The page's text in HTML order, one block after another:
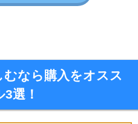
なら購入をオスス
選！